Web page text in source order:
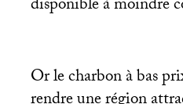
disponible à moindre
Or le charbon à bas